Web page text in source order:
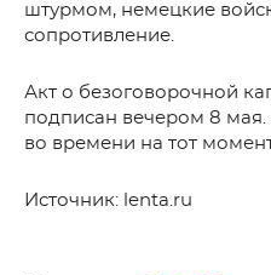
штурмом, немецкие
сопротивление.
Акт о безоговорочной
подписан вечером 8
во времени на тот
Источник: lenta.ru